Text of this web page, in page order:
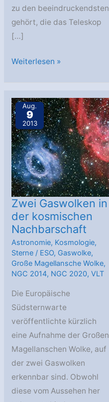
zu den beeindruckendsten
gehört, die das Teleskop
[…]
Hubble:
Weiterlesen »
Aug.
9
2013
Zwei Gaswolken in
der kosmischen
Nachbarschaft
Astronomie, Kosmologie,
Sterne / ESO, Gaswolke,
Große Magellansche Wolke,
NGC 2014, NGC 2020,VLT
Die Europäische
Südsternwarte
veröffentlichte kürzlich
eine Aufnahme der Großen
Magellanschen Wolke, auf
der zwei Gaswolken
erkennbar sind. Obwohl
diese vom Aussehen her